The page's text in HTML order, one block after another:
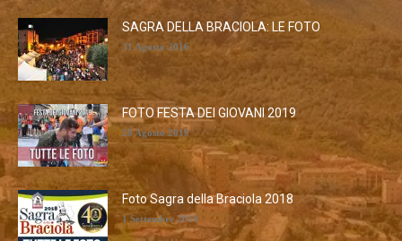
SAGRA DELLA BRACIOLA: LE FOTO
31 Agosto 2016
FOTO FESTA DEI GIOVANI 2019
28 Agosto 2019
Foto Sagra della Braciola 2018
1 Settembre 2018